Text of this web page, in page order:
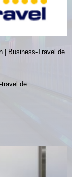
| Business-Travel.de